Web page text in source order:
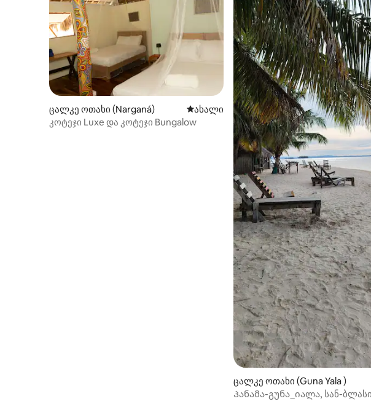
ცალკე ოთახი (Narganá) ახლად დამატებული საცხოვრებელი
ახალი
კოტეჯი Luxe და კოტეჯი Bungalow
ცალკე ოთახი (Guna Yala )
Პანამა-გუნა_იალა, სან-ბლასი